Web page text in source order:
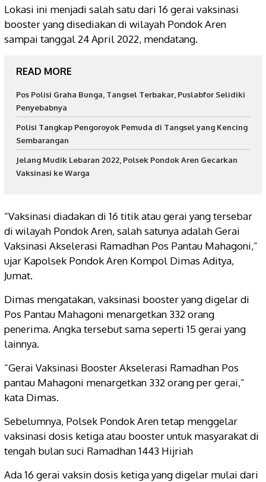
Lokasi ini menjadi salah satu dari 16 gerai vaksinasi
booster yang disediakan di wilayah Pondok Aren
sampai tanggal 24 April 2022, mendatang.
READ MORE
Pos Polisi Graha Bunga, Tangsel Terbakar, Puslabfor Selidiki
Penyebabnya
Polisi Tangkap Pengoroyok Pemuda di Tangsel yang Kencing
Sembarangan
Jelang Mudik Lebaran 2022, Polsek Pondok Aren Gecarkan
Vaksinasi ke Warga
“Vaksinasi diadakan di 16 titik atau gerai yang tersebar
di wilayah Pondok Aren, salah satunya adalah Gerai
Vaksinasi Akselerasi Ramadhan Pos Pantau Mahagoni,”
ujar Kapolsek Pondok Aren Kompol Dimas Aditya,
Jumat.
Dimas mengatakan, vaksinasi booster yang digelar di
Pos Pantau Mahagoni menargetkan 332 orang
penerima. Angka tersebut sama seperti 15 gerai yang
lainnya.
“Gerai Vaksinasi Booster Akselerasi Ramadhan Pos
pantau Mahagoni menargetkan 332 orang per gerai,”
kata Dimas.
Sebelumnya, Polsek Pondok Aren tetap menggelar
vaksinasi dosis ketiga atau booster untuk masyarakat di
tengah bulan suci Ramadhan 1443 Hijriah
Ada 16 gerai vaksin dosis ketiga yang digelar mulai dari